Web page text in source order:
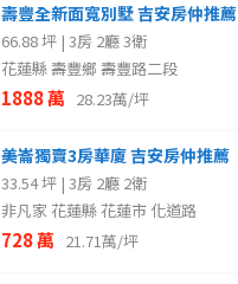
壽豐全新面寬別墅 吉安房仲推薦
66.88 坪 | 3房 2廳 3衛
花蓮縣 壽豐鄉 壽豐路二段
1888 萬 28.23萬/坪
美崙獨賣3房華廈 吉安房仲推薦
33.54 坪 | 3房 2廳 2衛
非凡家 花蓮縣 花蓮市 化道路
728 萬 21.71萬/坪